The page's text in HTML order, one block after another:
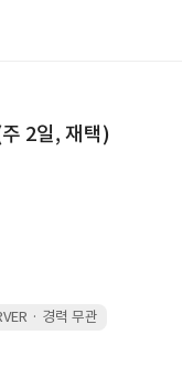
2일, 재택)
· 경력 무관